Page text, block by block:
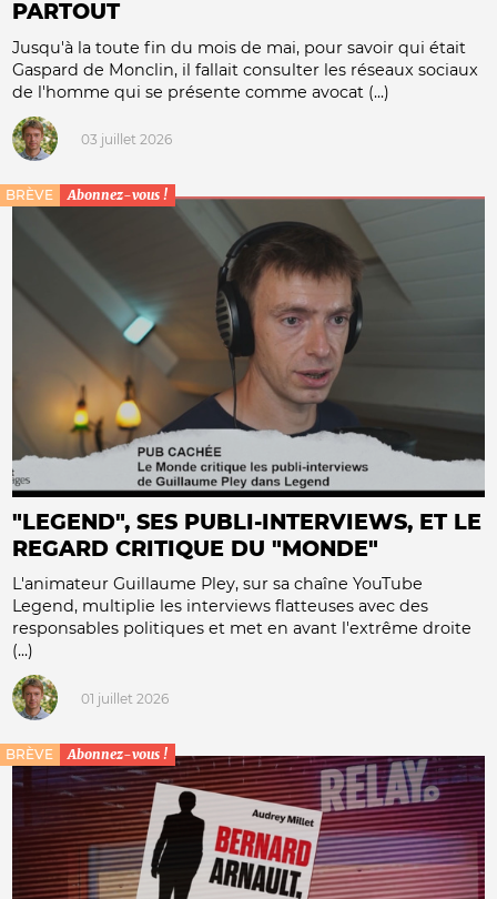
PARTOUT
Jusqu'à la toute fin du mois de mai, pour savoir qui était
Gaspard de Monclin, il fallait consulter les réseaux sociaux
de l'homme qui se présente comme avocat (...)
03 juillet 2026
BRÈVE Abonnez-vous !
"LEGEND", SES PUBLI-INTERVIEWS, ET LE
REGARD CRITIQUE DU "MONDE"
L'animateur Guillaume Pley, sur sa chaîne YouTube
Legend, multiplie les interviews flatteuses avec des
responsables politiques et met en avant l'extrême droite
(...)
01 juillet 2026
BRÈVE Abonnez-vous !